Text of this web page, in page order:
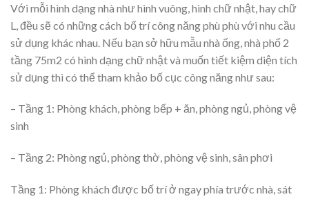
Với mỗi hình dạng nhà như hình vuông, hình chữ nhật, hay chữ
L, đều sẽ có những cách bố trí công năng phù phù với nhu cầu
sử dụng khác nhau. Nếu bạn sở hữu mẫu nhà ống, nhà phố 2
tầng 75m2 có hình dạng chữ nhật và muốn tiết kiệm diện tích
sử dụng thì có thể tham khảo bố cục công năng như sau:
– Tầng 1: Phòng khách, phòng bếp + ăn, phòng ngủ, phòng vệ
sinh
– Tầng 2: Phòng ngủ, phòng thờ, phòng vệ sinh, sân phơi
Tầng 1: Phòng khách được bố trí ở ngay phía trước nhà, sát